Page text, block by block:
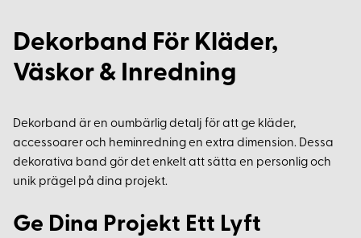
Dekorband För Kläder,
Väskor & Inredning
Dekorband är en oumbärlig detalj för att ge kläder,
accessoarer och heminredning en extra dimension. Dessa
dekorativa band gör det enkelt att sätta en personlig och
unik prägel på dina projekt.
Ge Dina Projekt Ett Lyft